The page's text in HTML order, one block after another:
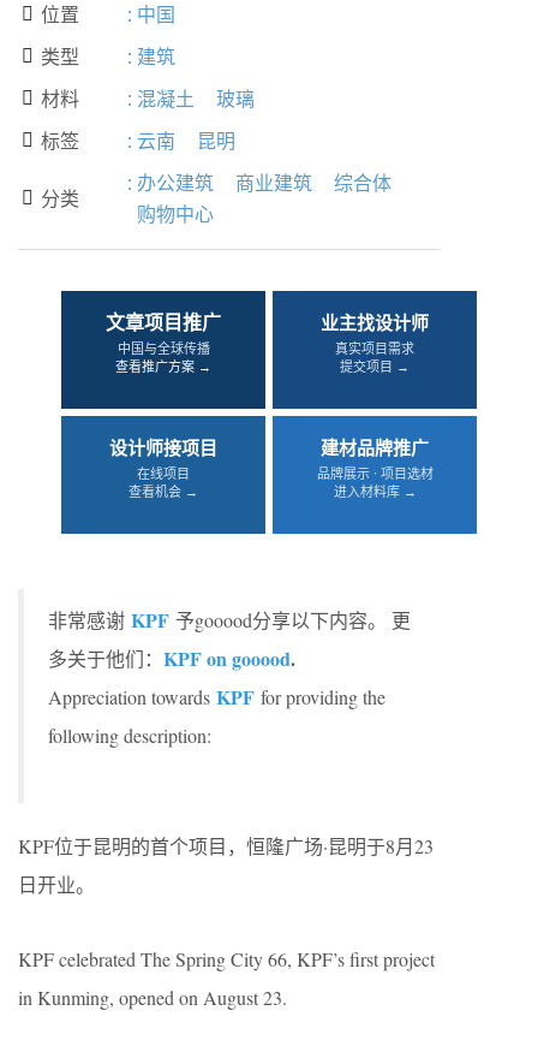
 位置 : 中国
 类型 : 建筑
 材料 : 混凝土 玻璃
 标签 : 云南 昆明
 分类
: 办公建筑 商业建筑
综合体
购物中心
文章项目推广
中国与全球传播
查看推广方案 →
业主找设计师
真实项目需求
提交项目 →
设计师接项目
在线项目
查看机会 →
建材品牌推广
品牌展示 · 项目选材
进入材料库 →
非常感谢 KPF 予gooood分享以下内容。 更
多关于他们： KPF on gooood.
Appreciation towards KPF for providing the
following description:
KPF位于昆明的首个项目，恒隆广场·昆明于8月23
日开业。
KPF celebrated The Spring City 66, KPF’s first project
in Kunming, opened on August 23.